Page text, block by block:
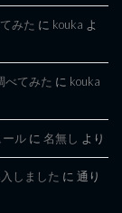
みた に kouka よ
べてみた に kouka
ール に 名無し より
しました に 通り